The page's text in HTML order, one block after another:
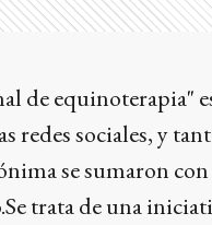
de equinoterapia"
redes sociales, y
se sumaron
trata de una